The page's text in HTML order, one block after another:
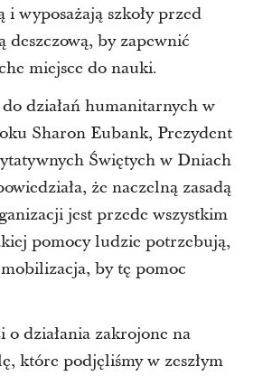
i wyposażają szkoły przed
deszczową, by zapewnić
miejsce do nauki.
działań humanitarnych w
Sharon Eubank, Prezydent
Świętych w Dniach
że naczelną zasadą
jest przede wszystkim
pomocy ludzie potrzebują,
by tę pomoc
o działania zakrojone na
które podjęliśmy w zeszłym